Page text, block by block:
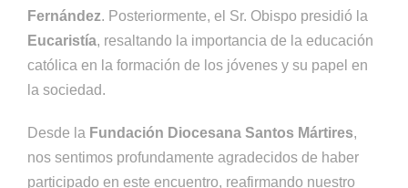
Fernández. Posteriormente, el Sr. Obispo presidió la
Eucaristía, resaltando la importancia de la educación
católica en la formación de los jóvenes y su papel en
la sociedad.
Desde la Fundación Diocesana Santos Mártires,
nos sentimos profundamente agradecidos de haber
participado en este encuentro, reafirmando nuestro